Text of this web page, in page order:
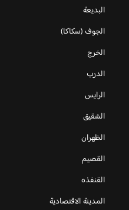
البديعة
الجوف (سكاكا)
الخرج
الدرب
الرايس
الشقيق
الظهران
القصيم
القنفذه
المدينة الاقتصادية